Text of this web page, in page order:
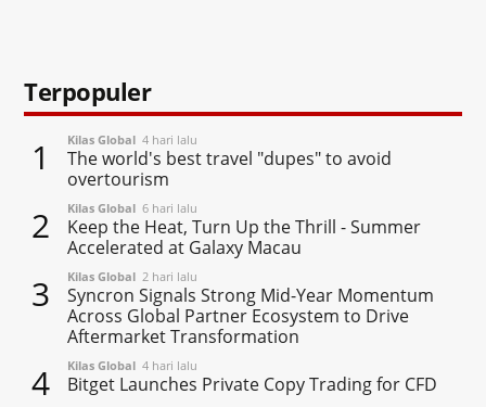
Terpopuler
1 Kilas Global 4 hari lalu
The world's best travel "dupes" to avoid
overtourism
2 Kilas Global 6 hari lalu
Keep the Heat, Turn Up the Thrill - Summer
Accelerated at Galaxy Macau
3 Kilas Global 2 hari lalu
Syncron Signals Strong Mid-Year Momentum
Across Global Partner Ecosystem to Drive
Aftermarket Transformation
4 Kilas Global 4 hari lalu
Bitget Launches Private Copy Trading for CFD